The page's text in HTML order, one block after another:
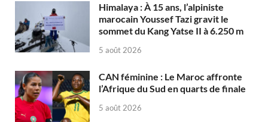
Himalaya : À 15 ans, l’alpiniste
marocain Youssef Tazi gravit le
sommet du Kang Yatse II à 6.250 m
5 août 2026
CAN féminine : Le Maroc affronte
l’Afrique du Sud en quarts de finale
5 août 2026